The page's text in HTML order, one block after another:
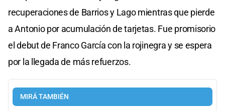
recuperaciones de Barrios y Lago mientras que pierde
a Antonio por acumulación de tarjetas. Fue promisorio
el debut de Franco García con la rojinegra y se espera
por la llegada de más refuerzos.
MIRÁ TAMBIÉN